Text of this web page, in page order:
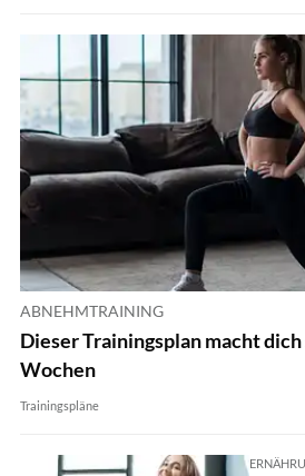
ABNEHMTRAINING
Dieser Trainingsplan macht
Wochen
Trainingspläne